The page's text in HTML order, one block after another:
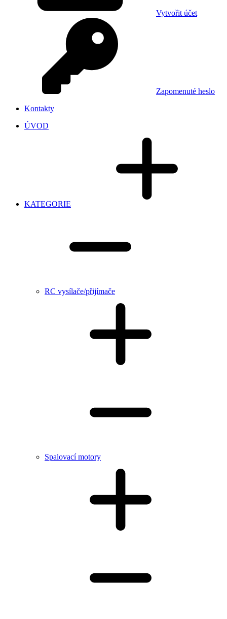
Vytvořit účet
Zapomenuté heslo
Kontakty
ÚVOD
KATEGORIE
RC vysílače/přijímače
Spalovací motory